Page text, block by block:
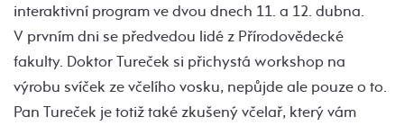
interaktivní program ve dvou dnech 11. a 12. dubna.
V prvním dni se předvedou lidé z Přírodovědecké
fakulty. Doktor Tureček si přichystá workshop na
výrobu svíček ze včelího vosku, nepůjde ale pouze o to.
Pan Tureček je totiž také zkušený včelař, který vám